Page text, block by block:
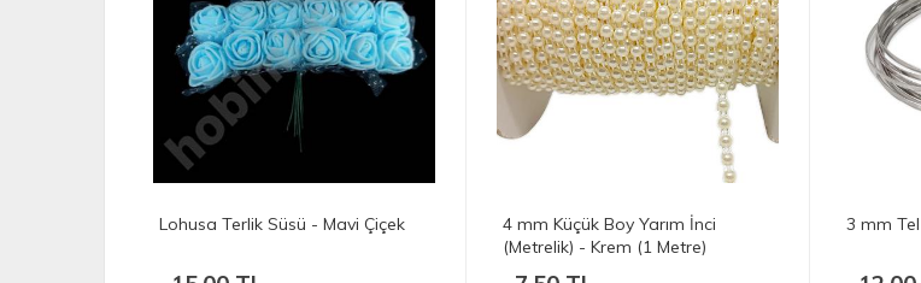
Lohusa Terlik Süsü - Mavi Çiçek
4 mm Küçük Boy Yarım İnci
(Metrelik) - Krem (1 Metre)
3 mm